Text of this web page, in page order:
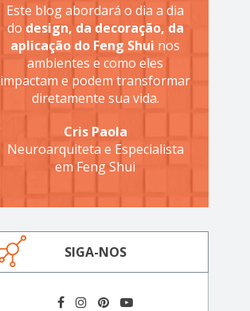
Este blog abordará o dia a dia
do design, da decoração, da
aplicação do Feng Shui nos
ambientes e como eles
impactam e podem transformar
diretamente sua vida.
Cris Paola
Neuroarquiteta e Especialista
em Feng Shui
SIGA-NOS